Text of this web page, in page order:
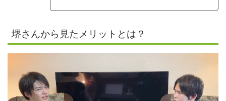
堺さんから見たメリットとは？